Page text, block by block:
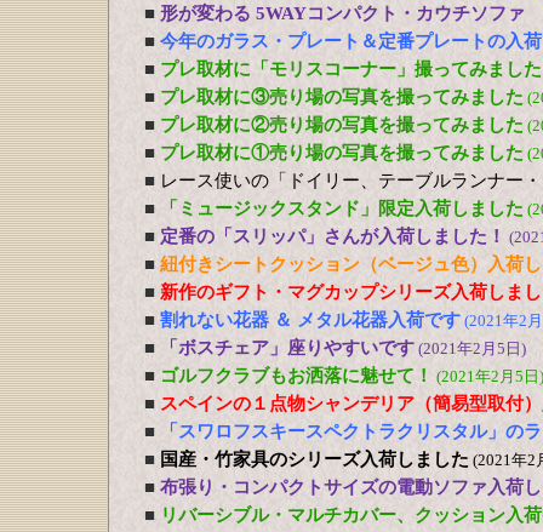
■ 形が変わる 5WAYコンパクト・カウチソファ
■ 今年のガラス・プレート＆定番プレートの入
■ プレ取材に「モリスコーナー」撮ってみました
■ プレ取材に③売り場の写真を撮ってみました
■ プレ取材に②売り場の写真を撮ってみました
■ プレ取材に①売り場の写真を撮ってみました
■ レース使いの「ドイリー、テーブルランナー
■
「ミュージックスタンド」限定入荷しました
■ 定番の「スリッパ」さんが入荷しました！
■ 紐付きシートクッション（ベージュ色）入荷
■ 新作のギフト・マグカップシリーズ入荷しま
■ 割れない花器 ＆ メタル花器入荷です (2021年2
■ 「ボスチェア」座りやすいです (2021年2月5日)
■ ゴルフクラブもお洒落に魅せて！ (2021年2月5日)
■ スペインの１点物シャンデリア（簡易型取付
■
「スワロフスキースペクトラクリスタル」の
■ 国産・竹家具のシリーズ入荷しました (2021年2
■ 布張り・コンパクトサイズの電動ソファ入荷
■ リバーシブル・マルチカバー、クッション入